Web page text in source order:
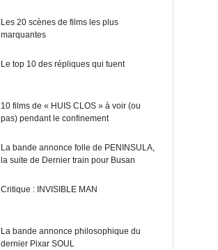
Les 20 scènes de films les plus
marquantes
Le top 10 des répliques qui tuent
10 films de « HUIS CLOS » à voir (ou
pas) pendant le confinement
La bande annonce folle de PENINSULA,
la suite de Dernier train pour Busan
Critique : INVISIBLE MAN
La bande annonce philosophique du
dernier Pixar SOUL